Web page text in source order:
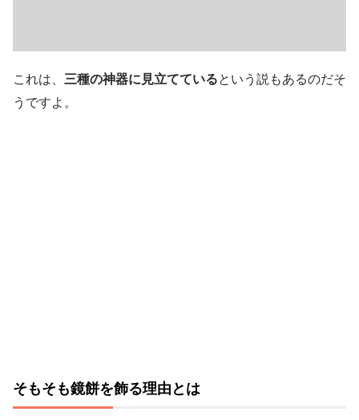
これは、 三種の神器に見立てているという説もあるのだそ
うですよ。
そもそも鏡餅を飾る理由とは